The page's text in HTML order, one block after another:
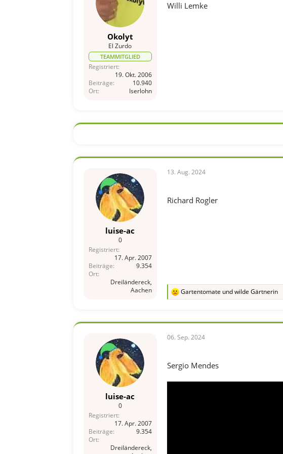
Okolyt
El Zurdo
TEAMMITGLIED
Registriert
19. Okt. 2006
Beiträge
10.940
Ort
Iserlohn
Willi Lemke
luise-ac
0
Registriert
17. Apr. 2007
Beiträge
9.354
Ort
Dreiländereck,
Aachen
13. Aug. 2024
Richard Rogler
R
i
n
Gartentomate undwilde Gärtnerin
luise-ac
0
Registriert
17. Apr. 2007
Beiträge
9.354
Ort
Dreiländereck,
06. Sep. 2024
Sergio Mendes